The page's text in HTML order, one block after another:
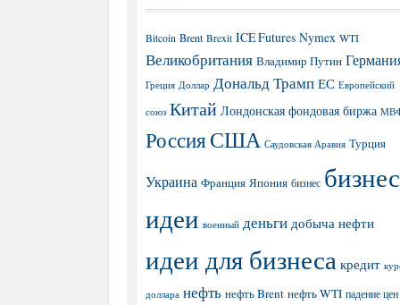
Bitcoin Brent Brexit ICE Futures Nymex WTI
Великобритания Владимир Путин
Греция Доллар Дональд Трамп ЕС Европейский
союз Китай Лондонская фондовая биржа
РоссияСША Саудовская Аравия Турция
Украина Франция Япония бизнес бизнес
идеи военный деньги добыча нефти
идеи для бизнеса кредит
доллара нефть нефть Brent нефть WTI падение